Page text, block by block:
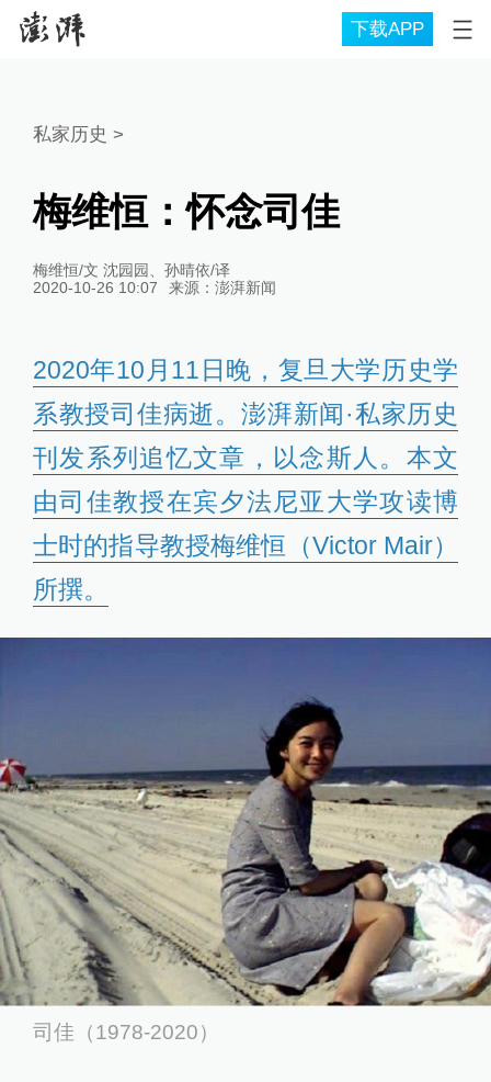
下载APP
私家历史 >
梅维恒：怀念司佳
梅维恒/文 沈园园、孙晴依/译
2020-10-26 10:07
来源： 澎湃新闻
2020年10月11日晚，复旦大学历史学
系教授司佳病逝。澎湃新闻·私家历史
刊发系列追忆文章，以念斯人。本文
由司佳教授在宾夕法尼亚大学攻读博
士时的指导教授梅维恒（Victor Mair）
所撰。
司佳（1978-2020）